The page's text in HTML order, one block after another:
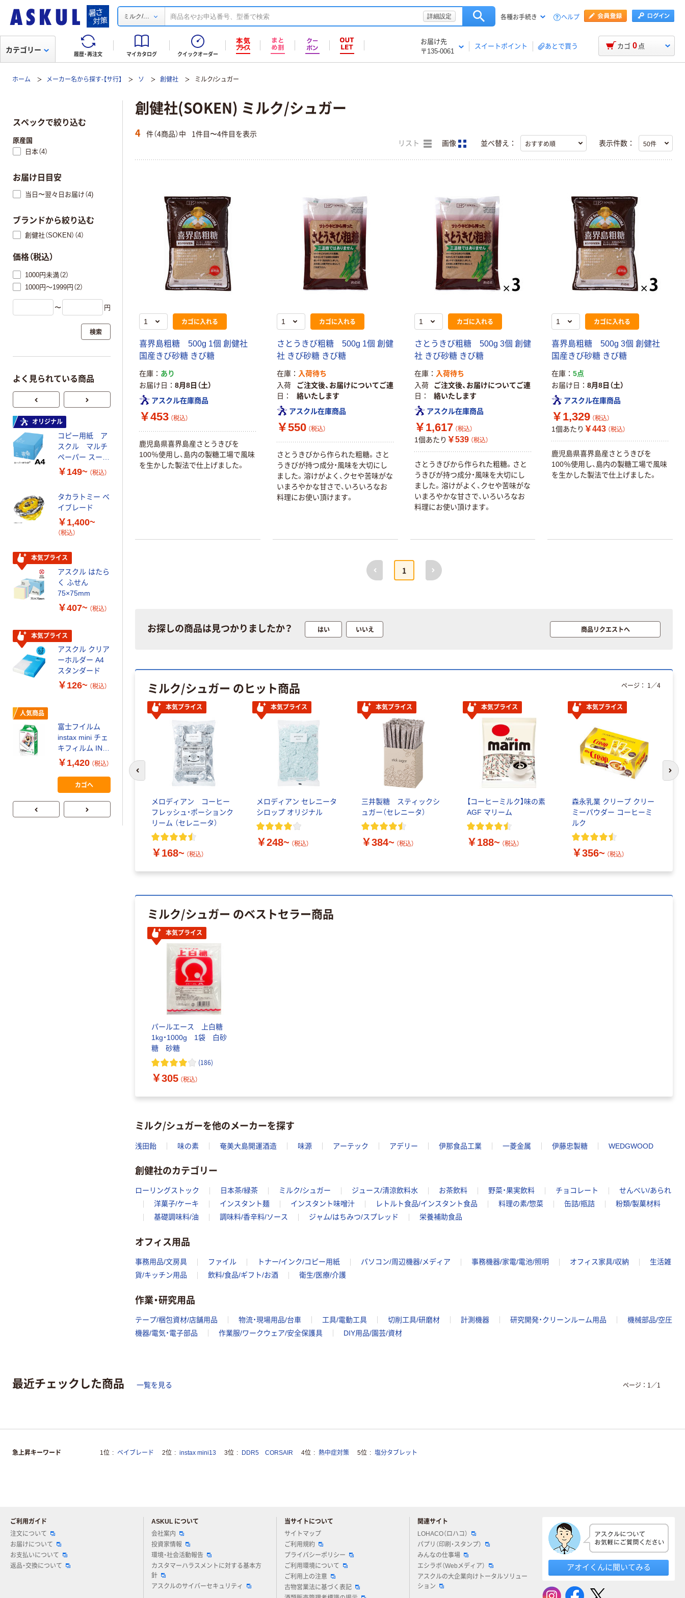
ミルク/... 詳細設定 各種お手続き ヘルプ
履歴・再注文 マイカタログ クイックオーダー
お届け先
〒135-0061
スイートポイント あとで買う
カテゴリー カゴ 0 点
ホーム メーカー名から探す-【サ行】 ソ 創健社 ミルク/シュガー
創健社(SOKEN) ミルク/シュガー
4 件（4商品）中 1件目〜4件目を表示
リスト 画像 並べ替え： 表示件数：
カゴに入れる
喜界島粗糖 500g 1個 創健社
国産きび砂糖 きび糖
在庫
あり
お届け日
8月8日（土）
アスクル在庫商品
￥453 （税込）
鹿児島県喜界島産さとうきびを
100％使用し、島内の製糖工場で風味
を生かした製法で仕上げました。
カゴに入れる
さとうきび粗糖 500g 1個 創健
社 きび砂糖 きび糖
在庫
入荷待ち
入荷
日
ご注文後、お届けについてご連
絡いたします
アスクル在庫商品
￥550 （税込）
さとうきびから作られた粗糖。さと
うきびが持つ成分・風味を大切にし
ました。溶けがよく、クセや苦味がな
いまろやかな甘さで、いろいろなお
料理にお使い頂けます。
カゴに入れる
さとうきび粗糖 500g 3個 創健
社 きび砂糖 きび糖
在庫
入荷待ち
入荷
日
ご注文後、お届けについてご連
絡いたします
アスクル在庫商品
￥1,617 （税込）
1個あたり ￥539 （税込）
さとうきびから作られた粗糖。さと
うきびが持つ成分・風味を大切にし
ました。溶けがよく、クセや苦味がな
いまろやかな甘さで、いろいろなお
料理にお使い頂けます。
カゴに入れる
喜界島粗糖 500g 3個 創健社
国産きび砂糖 きび糖
在庫
5点
お届け日
8月8日（土）
アスクル在庫商品
￥1,329 （税込）
1個あたり ￥443 （税込）
鹿児島県喜界島産さとうきびを
100％使用し、島内の製糖工場で風味
を生かした製法で仕上げました。
前へ
1
次へ
お探しの商品は見つかりましたか？ はい いいえ 商品リクエストへ
ミルク/シュガー のヒット商品
ら印
ドトールコーヒー クリ
ーミングパウダー 1kg
本気プライス
メロディアン コーヒー
フレッシュ・ポーションク
リーム （セレニータ）
￥168~ （税込）
本気プライス
メロディアン セレニータ
シロップ オリジナル
￥248~ （税込）
本気プライス
三井製糖 スティックシ
ュガー（セレニータ）
￥384~ （税込）
本気プライス
【コーヒーミルク】味の素
AGF マリーム
￥188~ （税込）
本気プライス
森永乳業 クリープ クリー
ミーパウダー コーヒーミ
ルク
￥356~ （税込）
ページ： 1 ／4
前のスライドへ 次
ミルク/シュガー のベストセラー商品
本気プライス
パールエース 上白糖
1kg・1000g 1袋 白砂
糖 砂糖
(186)
￥305 （税込）
ミルク/シュガーを他のメーカーを探す
浅田飴 味の素 奄美大島開運酒造 味源 アーテック アデリー 伊那食品工業 一菱金属 伊藤忠製糖 WEDGWOOD
創健社のカテゴリー
ローリングストック 日本茶/緑茶 ミルク/シュガー ジュース/清涼飲料水 お茶飲料 野菜・果実飲料 チョコレート
せんべい/あられ
洋菓子/ケーキ
インスタント麺 インスタント味噌汁 レトルト食品/インスタント食品 料理の素/惣菜 缶詰/瓶詰
粉類/製菓材料
基礎調味料/油
調味料/香辛料/ソース ジャム/はちみつ/スプレッド 栄養補助食品
オフィス用品
事務用品/文房具 ファイル トナー/インク/コピー用紙 パソコン/周辺機器/メディア 事務機器/家電/電池/照明 オフィス家具/収納
生活雑
貨/キッチン用品
飲料/食品/ギフト/お酒 衛生/医療/介護
作業・研究用品
テープ/梱包資材/店舗用品 物流・現場用品/台車 工具/電動工具 切削工具/研磨材 計測機器 研究開発・クリーンルーム用品
機械部品/空圧
機器/電気・電子部品
作業服/ワークウェア/安全保護具 DIY用品/園芸/資材
スペックで絞り込む
原産国
日本（4）
お届け日目安
当日〜翌々日お届け（4)
ブランドから絞り込む
創健社（SOKEN）（4）
価格（税込）
1000円未満（2）
1000円～1999円（2）
〜 円
検索
よく見られている商品
オリジナル
コピー用紙 ア
スクル マルチ
ペーパー スーパ
ーホワイト+
￥149~ （税込）
タカラトミー ベ
イブレード
￥1,400~
（税込）
本気プライス
アスクル はたら
く ふせん
75×75mm
￥407~ （税込）
本気プライス
アスクル クリア
ーホルダー A4
スタンダード
￥126~ （税込）
人気商品
富士フイルム
instax mini チェ
キフィルム INS
MINI JP1 1パッ
ク（10枚入り）
￥1,420 （税込）
カゴへ
オリジナル
ータイプ 乳白半
透明 高密度タイ
プ 詰替用 バイ
￥616~
スクル スマート
コンパクト ビ
￥328~ （税込）
コピー用紙 マ
スーパーエコノ
ミー+
￥149~ （税込）
本気プライス
【ガムテープ】ア
スクル 現場のチ
カラ 厚さ
0.22mm 布テー
プ
￥145~ （税込）
本気プライス
ｍ 再生紙
100% 6ロール
リサイクル100
芯あり FSC認
証
￥460~ （税込）
オリジナル
サイズ
100μ（ミクロン）
￥458~ （税込）
アスクル はたら
50×15mm
￥386~
本気プライス
ペーパータオル
中判 再生紙
100％ 200枚
FSC認証 シング
ル 大王製紙共同
企画 オリジナル
￥149~ （税込）
アスクル 「現場
のチカラ」 養生
テープ
￥358~ （税込）
アスクル プラス
富士フイルム
衛門 「お茶、どう
本気プライス
アスクル はたら
く ふせん 付箋
75×25mm
￥377~
￥159~
本気プライス
￥216~ （税込）
ート 大王製紙
トイレシート
オリジナル
本気プライス
アスクル フラッ
トファイル エコ
ノミータイプ
A4タテ(コクヨ
製造）
￥115~ （税込）
本気プライス
PRO【純正】テー
プ 白ラベル
12mm幅 （黒文
￥914~ （税込）
リサイクル100
芯あり FSC認
￥470~ （税込）
最近チェックした商品 一覧を見る ページ： 1 ／1
急上昇キーワード 1位 ベイブレード 2位 instax mini13 3位 DDR5 CORSAIR 4位 熱中症対策 5位 塩分タブレット
ご利用ガイド
注文について
お届けについて
お支払いについて
返品・交換について
ASKUL について
会社案内
投資家情報
環境・社会活動報告
カスタマーハラスメントに対する基本方
針
アスクルのサイバーセキュリティ
当サイトについて
サイトマップ
ご利用規約
プライバシーポリシー
ご利用環境について
ご利用上の注意
古物営業法に基づく表記
関連サイト
LOHACO（ロハコ）
パプリ（印刷・スタンプ）
みんなの仕事場
エシラボ（Webメディア）
アスクルの大企業向けトータルソリュー
ション
アオイくんに聞いてみる